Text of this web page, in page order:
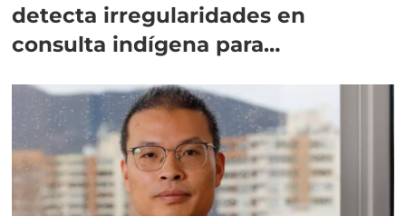
detecta irregularidades en
consulta indígena para